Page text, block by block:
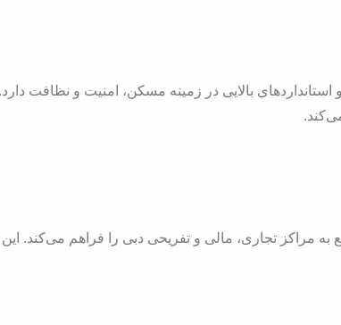
بالایی در زمینه مسکن، امنیت و نظافت
مراکز تجاری، مالی و تفریحی دبی را فراهم می‌کند. این